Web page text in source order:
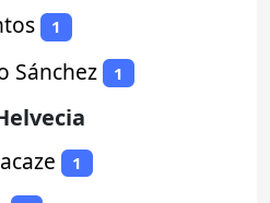
1
Sánchez 1
1